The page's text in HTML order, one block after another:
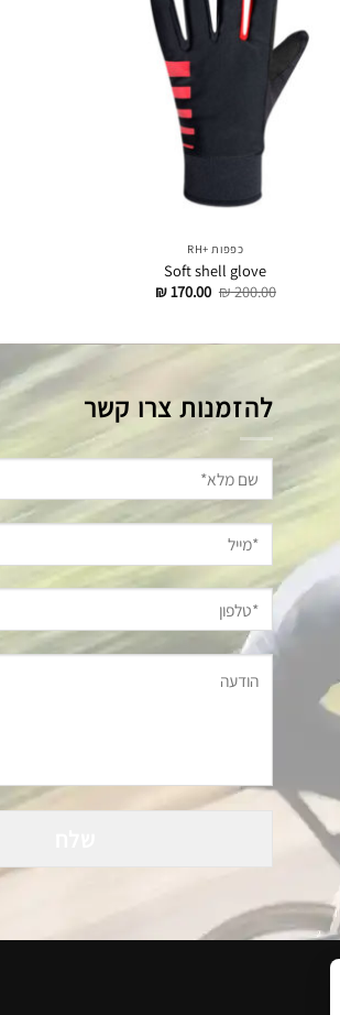
כפפות +RH
Soft shell glove
₪200.00 דילוג ₪170.00
להזמנות צרו קשר
this
empty.